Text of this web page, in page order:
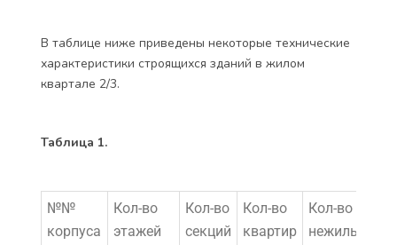
В таблице ниже приведены некоторые технические
характеристики строящихся зданий в жилом
квартале 2/3.
Таблица 1.
№№
корпуса
Кол-во
этажей
Кол-во
секций
Кол-во
квартир
Кол-во
нежилых